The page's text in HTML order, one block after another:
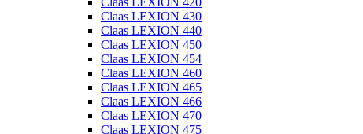
Claas LEXION 430
Claas LEXION 440
Claas LEXION 450
Claas LEXION 454
Claas LEXION 460
Claas LEXION 465
Claas LEXION 466
Claas LEXION 470
Claas LEXION 475